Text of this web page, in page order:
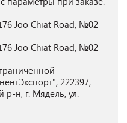
Joo Chiat Road, №02-
Joo Chiat Road, №02-
222397,
р-н, г. Мядель, ул.